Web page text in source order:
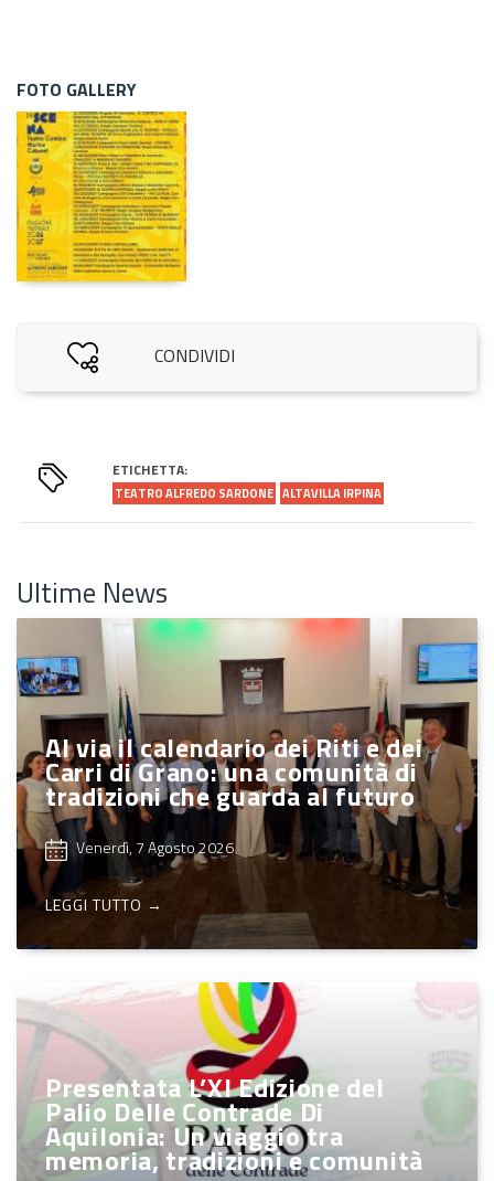
FOTO GALLERY
CONDIVIDI
ETICHETTA:
TEATRO ALFREDO SARDONE ALTAVILLA IRPINA
Ultime News
Al via il calendario dei Riti e dei
Carri di Grano: una comunità di
tradizioni che guarda al futuro
Venerdì, 7 Agosto 2026
LEGGI TUTTO →
Presentata L’XI Edizione del
Palio Delle Contrade Di
Aquilonia: Un viaggio tra
memoria, tradizioni e comunità